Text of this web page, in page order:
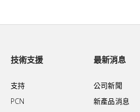
技術支援
支持
PCN
最新消息
公司新聞
新產品消息